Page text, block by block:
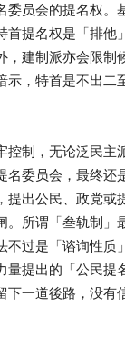
委员会的提名权。
提名权是「排他
，建制派亦会限制
示，特首是不出二
控制，无论泛民主
委员会，最终还
提出公民、政党或
。所谓「叁轨制」
不过是「谘询性质
量提出的「公民提
下一道後路，没有